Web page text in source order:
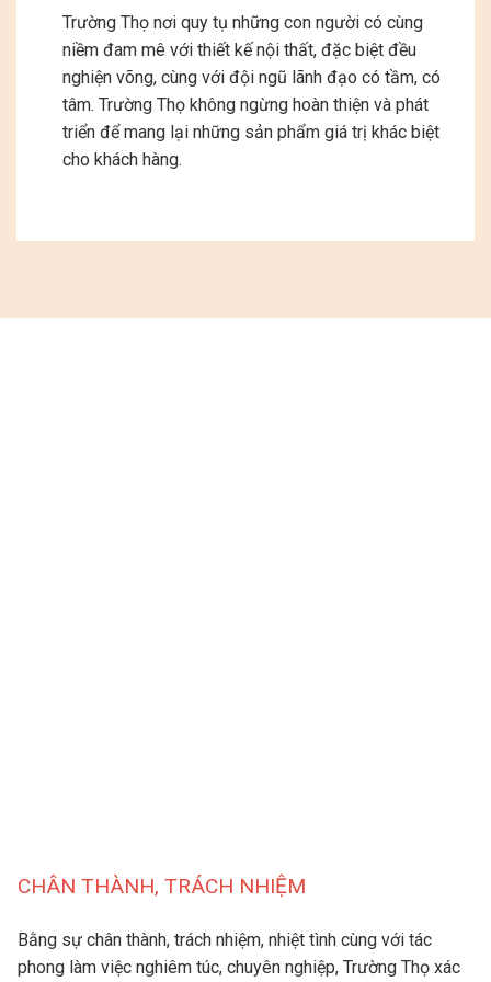
Trường Thọ nơi quy tụ những con người có cùng
niềm đam mê với thiết kế nội thất, đặc biệt đều
nghiện võng, cùng với đội ngũ lãnh đạo có tầm, có
tâm. Trường Thọ không ngừng hoàn thiện và phát
triển để mang lại những sản phẩm giá trị khác biệt
cho khách hàng.
CHÂN THÀNH, TRÁCH NHIỆM
Bằng sự chân thành, trách nhiệm, nhiệt tình cùng với tác
phong làm việc nghiêm túc, chuyên nghiệp, Trường Thọ xác